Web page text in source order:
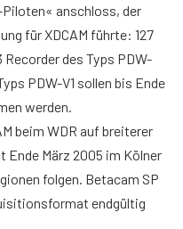
anschloss, der
für XDCAM führte: 127
Recorder des Typs PDW-
PDW-V1 sollen bis Ende
werden.
beim WDR auf breiterer
Ende März 2005 im Kölner
folgen. Betacam SP
endgültig